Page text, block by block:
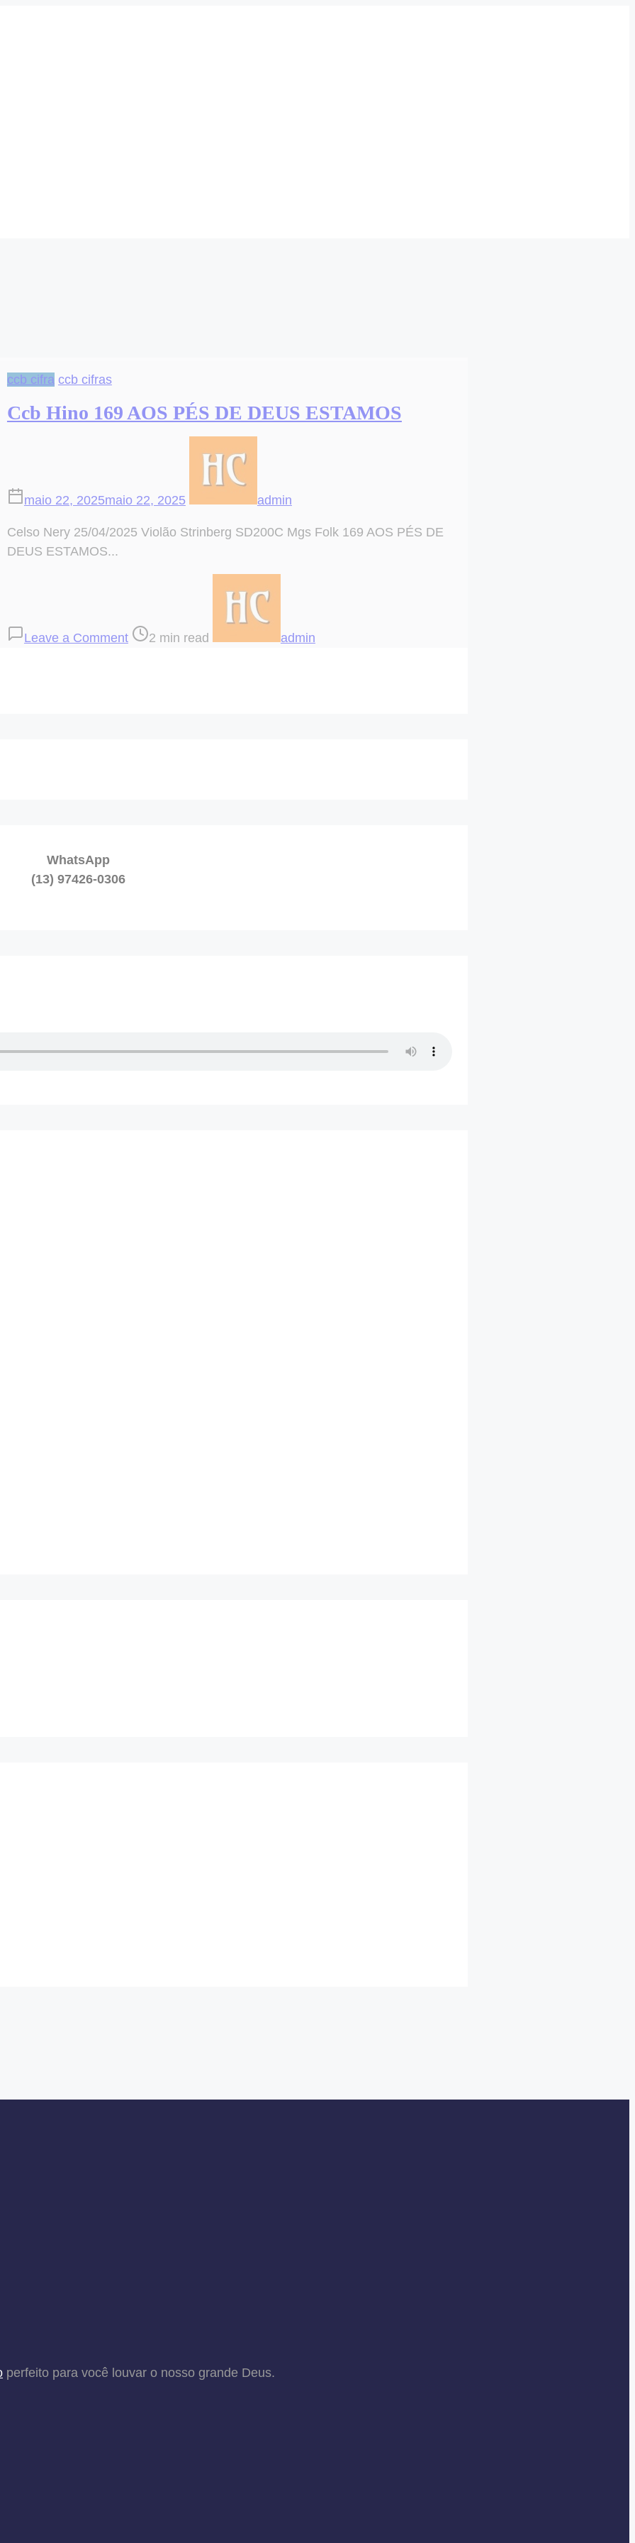
ccb cifra ccb cifras
Ccb Hino 169 AOS PÉS DE DEUS ESTAMOS
maio 22, 2025maio 22, 2025 admin
Celso Nery 25/04/2025 Violão Strinberg SD200C Mgs Folk 169 AOS PÉS DE
DEUS ESTAMOS...
Leave a Comment1692 min read
admin
WhatsApp
(13) 97426-0306
perfeito para você louvar o nosso grande Deus.